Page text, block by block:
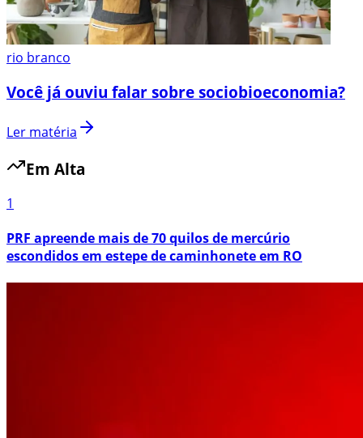
rio branco
Você já ouviu falar sobre sociobioeconomia?
Ler matéria
Em Alta
1
PRF apreende mais de 70 quilos de mercúrio
escondidos em estepe de caminhonete em RO